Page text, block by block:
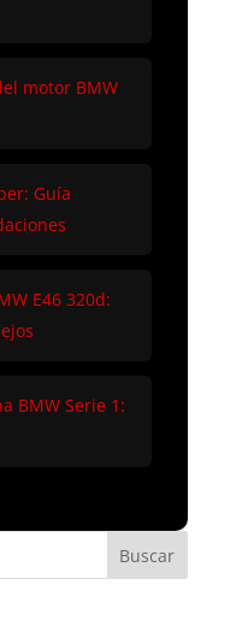
motor BMW
Guía
E46 320d:
BMW Serie 1:
Buscar